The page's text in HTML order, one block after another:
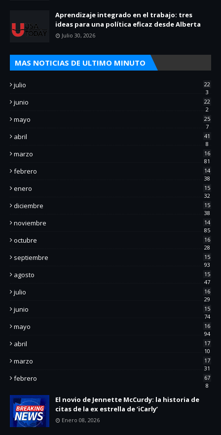
Aprendizaje integrado en el trabajo: tres
ideas para una política eficaz desde Alberta
Julio 30, 2026
MAS NOTICIAS DE ULTIMO MINUTO
julio
22
3
junio
22
2
mayo
25
7
abril
41
8
marzo
16
81
febrero
14
38
enero
15
32
diciembre
15
38
noviembre
14
85
octubre
16
28
septiembre
15
93
agosto
15
47
julio
16
29
junio
15
74
mayo
16
94
abril
17
10
marzo
17
31
febrero
67
8
El novio de Jennette McCurdy: la historia de
citas de la ex estrella de ‘iCarly’
Enero 08, 2026